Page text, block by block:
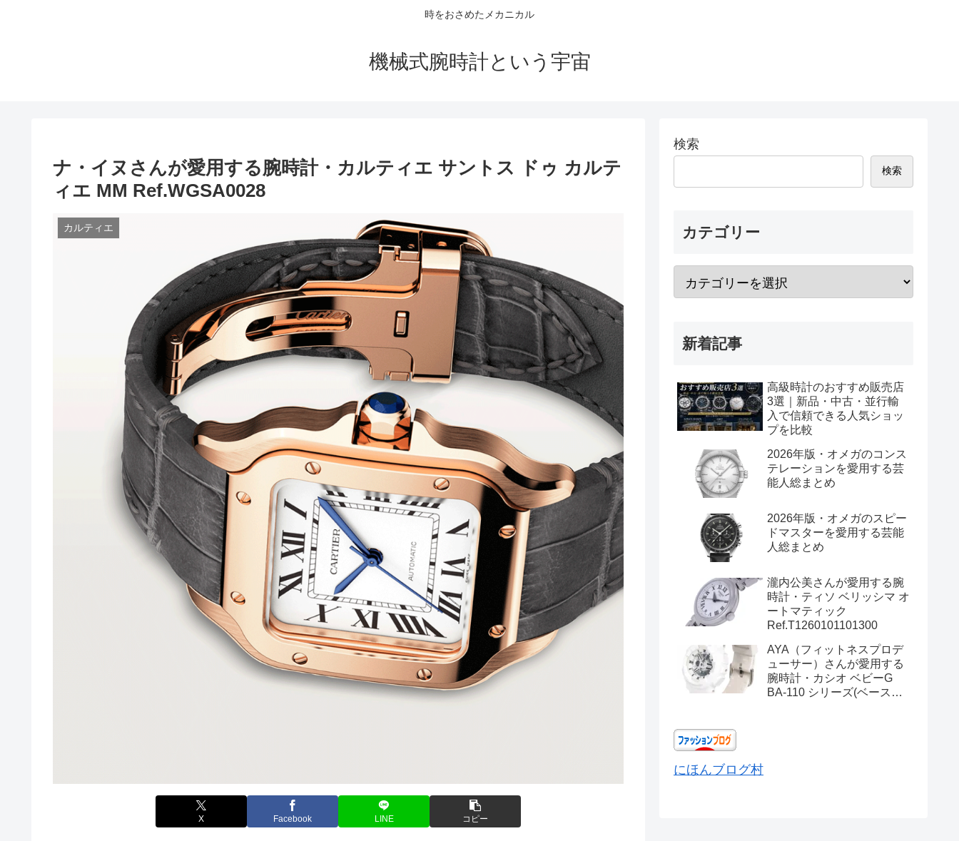
時をおさめたメカニカル
機械式腕時計という宇宙
ナ・イヌさんが愛用する腕時計・カルティエ サントス ドゥ カルテ
ィエ MM Ref.WGSA0028
カルティエ
X Facebook LINE コピー
検索
検索
カテゴリー
新着記事
高級時計のおすすめ販売店
3選｜新品・中古・並行輸
入で信頼できる人気ショッ
プを比較
2026年版・オメガのコンス
テレーションを愛用する芸
能人総まとめ
2026年版・オメガのスピー
ドマスターを愛用する芸能
人総まとめ
瀧内公美さんが愛用する腕
時計・ティソ ベリッシマ オ
ートマティック
Ref.T1260101101300
AYA（フィットネスプロデ
ューサー）さんが愛用する
腕時計・カシオ ベビーG
BA-110 シリーズ(ベースモ
にほんブログ村